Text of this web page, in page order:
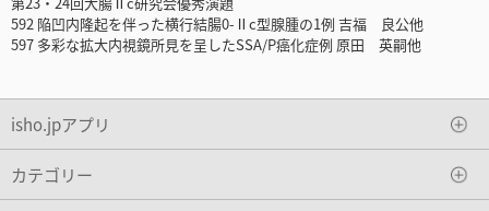
592 陥凹内隆起を伴った横行結腸0-Ⅱc型腺腫の1例 吉福 良公他
597 多彩な拡大内視鏡所見を呈したSSA/P癌化症例 原田 英嗣他
isho.jpアプリ
カテゴリー